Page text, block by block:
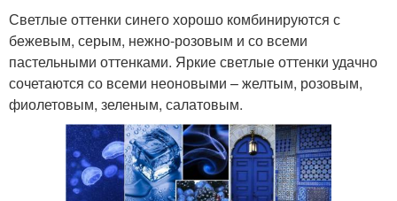
Светлые оттенки синего хорошо комбинируются с
бежевым, серым, нежно-розовым и со всеми
пастельными оттенками. Яркие светлые оттенки удачно
сочетаются со всеми неоновыми – желтым, розовым,
фиолетовым, зеленым, салатовым.